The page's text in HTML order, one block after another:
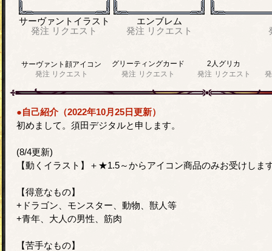
サーヴァントイラスト
発注 リクエスト
エンブレム
発注 リクエスト
サーヴァント顔アイコン
発注 リクエスト
グリーティングカード
発注 リクエスト
2人グリカ
発注 リクエスト
●自己紹介（2022年10月25日更新）
初めまして。須田デジタルと申します。
(8/4更新)
【動くイラスト】＋★1.5～からアイコン商品のみお受けしま
【得意なもの】
+ドラゴン、モンスター、動物、獣人等
+青年、大人の男性、筋肉
【苦手なもの】